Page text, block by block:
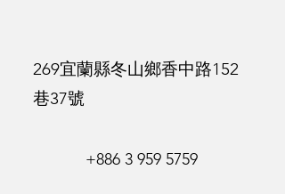
269宜蘭縣冬山鄉香中路152
巷37號
+886 3 959 5759